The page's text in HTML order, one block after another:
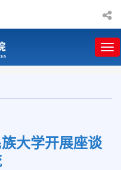
大学开展座谈